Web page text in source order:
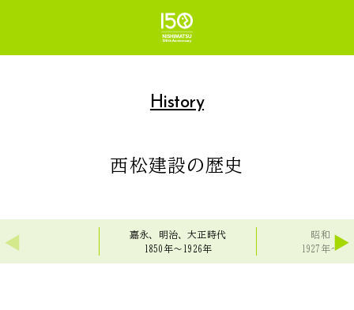
History
西松建設の歴史
嘉永、明治、 大正時代
1850年～1926年
昭和・戦
1927年～